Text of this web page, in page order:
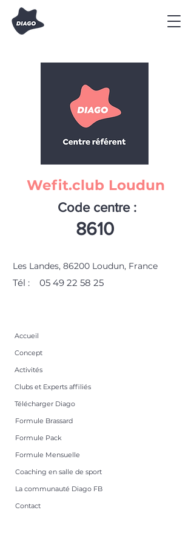
Wefit.club Loudun
Code centre :
8610
Les Landes, 86200 Loudun, France
Tél : 05 49 22 58 25
Accueil
Concept
Activités
Clubs et Experts affiliés
Télécharger Diago
Formule Brassard
Formule Pack
Formule Mensuelle
Coaching en salle de sport
La communauté Diago FB
Contact